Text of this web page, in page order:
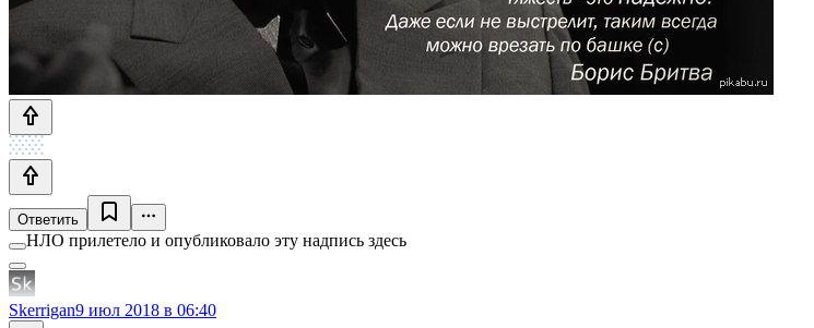
Ответить
НЛО прилетело и опубликовало эту надпись здесь
Skerrigan9 июл 2018 в 06:40